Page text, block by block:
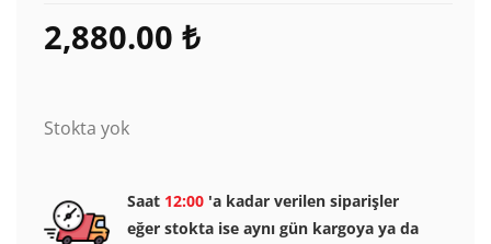
2,880.00 ₺
Stokta yok
Saat 12:00 'a kadar verilen siparişler
eğer stokta ise aynı gün kargoya ya da